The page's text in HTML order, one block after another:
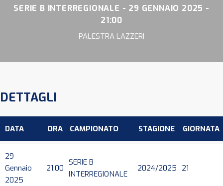
SERIE B INTERREGIONALE - 29 GENNAIO 2025 -
21:00
PALESTRA LAZZERI
DETTAGLI
DATA ORA CAMPIONATO STAGIONE GIORNATA
29
Gennaio
2025
21:00
SERIE B
INTERREGIONALE
2024/2025 21